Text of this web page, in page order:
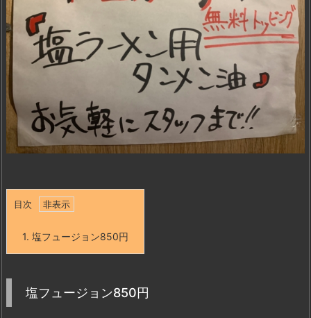
目次
1. 塩フュージョン850円
塩フュージョン850円